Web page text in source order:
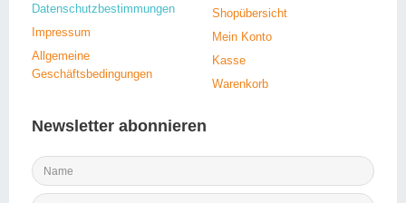
Datenschutzbestimmungen
Impressum
Allgemeine
Geschäftsbedingungen
Shopübersicht
Mein Konto
Kasse
Warenkorb
Newsletter abonnieren